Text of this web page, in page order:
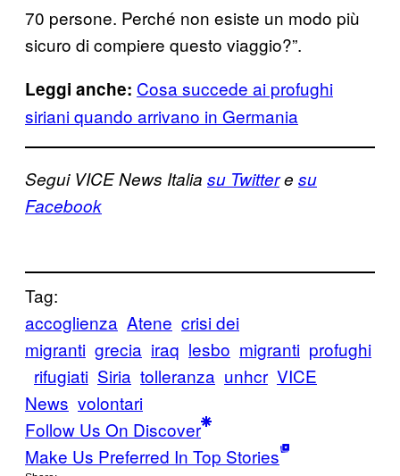
70 persone. Perché non esiste un modo più
sicuro di compiere questo viaggio?”.
Leggi anche: Cosa succede ai profughi
siriani quando arrivano in Germania
Segui VICE News Italia su Twittere su
Facebook
Tag:
accoglienza Atene crisi dei
migranti grecia iraq lesbo migranti profughi
rifugiati Siria tolleranza unhcr VICE
News volontari
Follow Us On Discover
Make Us Preferred In Top Stories